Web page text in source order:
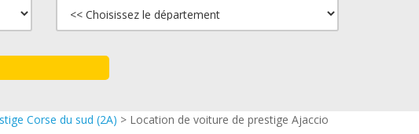
Corse du sud (2A) > Location de voiture de prestige Ajaccio